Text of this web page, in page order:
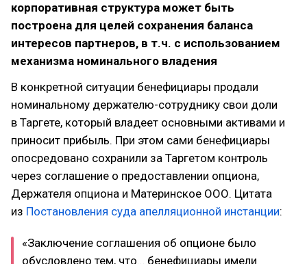
корпоративная структура может быть
построена для целей сохранения баланса
интересов партнеров, в т.ч. с использованием
механизма номинального владения
В конкретной ситуации бенефициары продали
номинальному держателю-сотруднику свои доли
в Таргете, который владеет основными активами и
приносит прибыль. При этом сами бенефициары
опосредовано сохранили за Таргетом контроль
через соглашение о предоставлении опциона,
Держателя опциона и Материнское ООО. Цитата
из Постановления суда апелляционной инстанции:
«Заключение соглашения об опционе было
обусловлено тем, что… бенефициары имели